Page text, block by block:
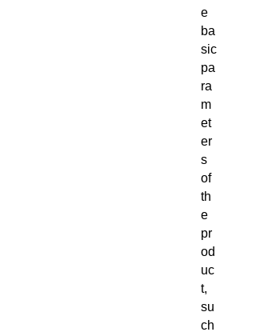
e
ba
sic
pa
ra
m
et
er
s
of
th
e
pr
od
uc
t,
su
ch